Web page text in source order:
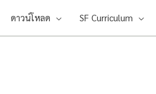
ดาวน์โหลด SF Curriculum